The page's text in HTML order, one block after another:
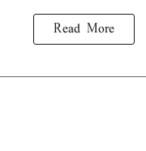
Read More